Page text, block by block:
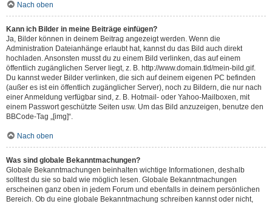
Nach oben
Kann ich Bilder in meine Beiträge einfügen?
Ja, Bilder können in deinem Beitrag angezeigt werden. Wenn die
Administration Dateianhänge erlaubt hat, kannst du das Bild auch direkt
hochladen. Ansonsten musst du zu einem Bild verlinken, das auf einem
öffentlich zugänglichen Server liegt, z. B. http://www.domain.tld/mein-bild.gif.
Du kannst weder Bilder verlinken, die sich auf deinem eigenen PC befinden
(außer es ist ein öffentlich zugänglicher Server), noch zu Bildern, die nur nach
einer Anmeldung verfügbar sind, z. B. Hotmail- oder Yahoo-Mailboxen, mit
einem Passwort geschützte Seiten usw. Um das Bild anzuzeigen, benutze den
BBCode-Tag „[img]“.
Nach oben
Was sind globale Bekanntmachungen?
Globale Bekanntmachungen beinhalten wichtige Informationen, deshalb
solltest du sie so bald wie möglich lesen. Globale Bekanntmachungen
erscheinen ganz oben in jedem Forum und ebenfalls in deinem persönlichen
Bereich. Ob du eine globale Bekanntmachung schreiben kannst oder nicht,